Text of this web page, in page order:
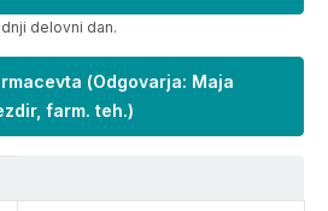
delovni dan.
(Odgovarja: Maja
farm. teh.)